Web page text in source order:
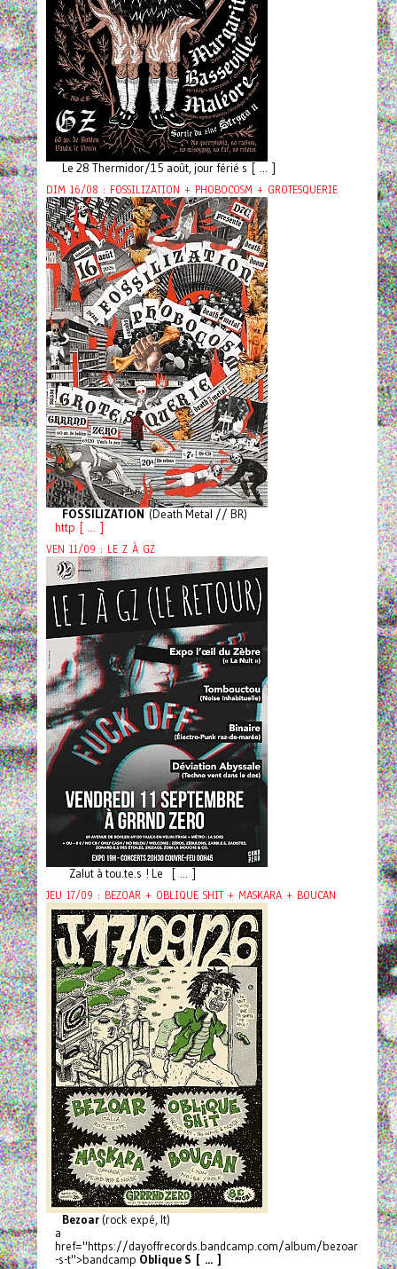
Le 28 Thermidor/15 août, jour férié s [ ... ]
DIM 16/08 : FOSSILIZATION + PHOBOCOSM + GROTESQUERIE
FOSSILIZATION (Death Metal // BR)
http [ ... ]
VEN 11/09 : LE Z À GZ
Zalut à tou.te.s ! Le [ ... ]
JEU 17/09 : BEZOAR + OBLIQUE SHIT + MASKARA + BOUCAN
Bezoar(rock expé, It)
a
href="https://dayoffrecords.bandcamp.com/album/bezoar
-s-t">bandcamp Oblique S [ ... ]